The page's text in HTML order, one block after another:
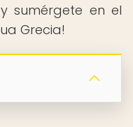
sumérgete en el
Grecia!